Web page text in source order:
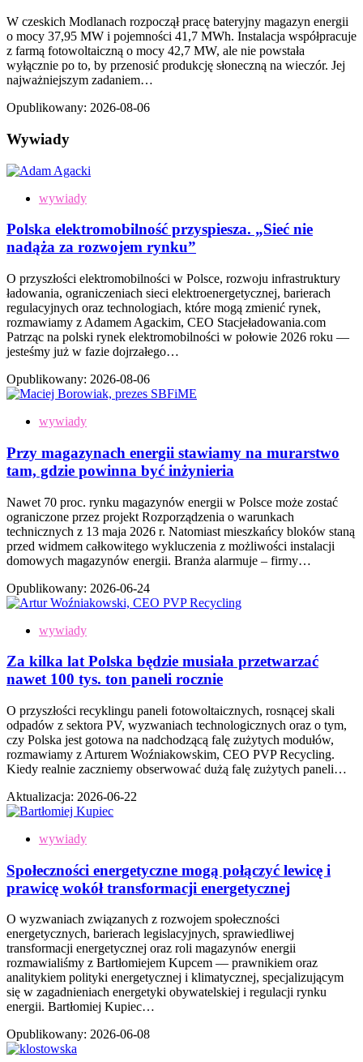
W czeskich Modlanach rozpoczął pracę bateryjny magazyn energii
o mocy 37,95 MW i pojemności 41,7 MWh. Instalacja współpracuje
z farmą fotowoltaiczną o mocy 42,7 MW, ale nie powstała
wyłącznie po to, by przenosić produkcję słoneczną na wieczór. Jej
najważniejszym zadaniem…
Opublikowany: 2026-08-06
Wywiady
wywiady
Polska elektromobilność przyspiesza. „Sieć nie
nadąża za rozwojem rynku”
O przyszłości elektromobilności w Polsce, rozwoju infrastruktury
ładowania, ograniczeniach sieci elektroenergetycznej, barierach
regulacyjnych oraz technologiach, które mogą zmienić rynek,
rozmawiamy z Adamem Agackim, CEO Stacjeładowania.com
Patrząc na polski rynek elektromobilności w połowie 2026 roku —
jesteśmy już w fazie dojrzałego…
Opublikowany: 2026-08-06
wywiady
Przy magazynach energii stawiamy na murarstwo
tam, gdzie powinna być inżynieria
Nawet 70 proc. rynku magazynów energii w Polsce może zostać
ograniczone przez projekt Rozporządzenia o warunkach
technicznych z 13 maja 2026 r. Natomiast mieszkańcy bloków staną
przed widmem całkowitego wykluczenia z możliwości instalacji
domowych magazynów energii. Branża alarmuje – firmy…
Opublikowany: 2026-06-24
wywiady
Za kilka lat Polska będzie musiała przetwarzać
nawet 100 tys. ton paneli rocznie
O przyszłości recyklingu paneli fotowoltaicznych, rosnącej skali
odpadów z sektora PV, wyzwaniach technologicznych oraz o tym,
czy Polska jest gotowa na nadchodzącą falę zużytych modułów,
rozmawiamy z Arturem Woźniakowskim, CEO PVP Recycling.
Kiedy realnie zaczniemy obserwować dużą falę zużytych paneli…
Aktualizacja: 2026-06-22
wywiady
Społeczności energetyczne mogą połączyć lewicę i
prawicę wokół transformacji energetycznej
O wyzwaniach związanych z rozwojem społeczności
energetycznych, barierach legislacyjnych, sprawiedliwej
transformacji energetycznej oraz roli magazynów energii
rozmawialiśmy z Bartłomiejem Kupcem — prawnikiem oraz
analitykiem polityki energetycznej i klimatycznej, specjalizującym
się w zagadnieniach energetyki obywatelskiej i regulacji rynku
energii. Bartłomiej Kupiec…
Opublikowany: 2026-06-08